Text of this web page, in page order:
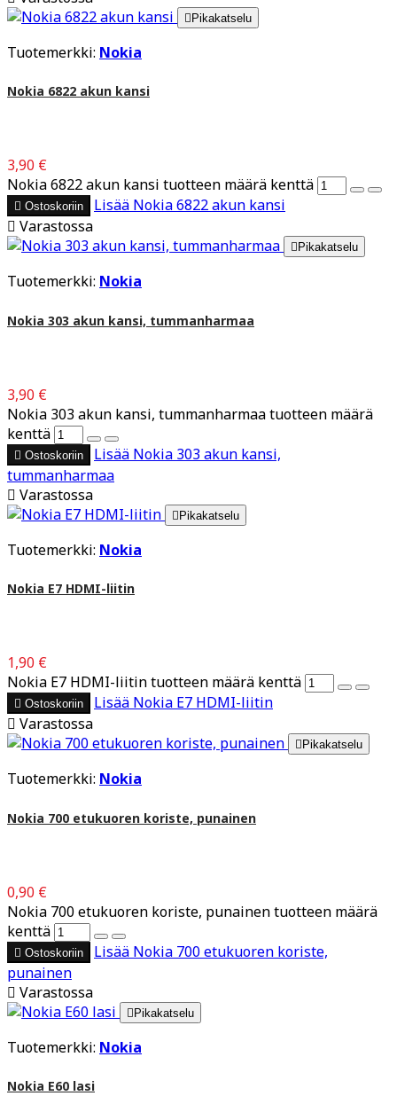
 Pikakatselu
Tuotemerkki: Nokia
Nokia 6822 akun kansi
3,90 €
Nokia 6822 akun kansi tuotteen määrä kenttä
 Ostoskoriin Lisää Nokia 6822 akun kansi
 Varastossa
 Pikakatselu
Tuotemerkki: Nokia
Nokia 303 akun kansi, tummanharmaa
3,90 €
Nokia 303 akun kansi, tummanharmaa tuotteen määrä
kenttä
 Ostoskoriin Lisää Nokia 303 akun kansi,
tummanharmaa
 Varastossa
Pikakatselu
Tuotemerkki: Nokia
Nokia E7 HDMI-liitin
1,90 €
Nokia E7 HDMI-liitin tuotteen määrä kenttä
 Ostoskoriin Lisää Nokia E7 HDMI-liitin
 Varastossa
 Pikakatselu
Tuotemerkki: Nokia
Nokia 700 etukuoren koriste, punainen
0,90 €
Nokia 700 etukuoren koriste, punainen tuotteen määrä
kenttä
 Ostoskoriin Lisää Nokia 700 etukuoren koriste,
punainen
 Varastossa
Pikakatselu
Tuotemerkki: Nokia
Nokia E60 lasi